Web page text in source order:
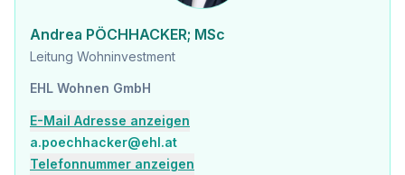
Bei diesem Angebot handelt es sich um eine Vorsorgewohnung, die zu Vermietungszwecken erworben wird. Der angegebene Kaufpreis versteht sich daher zzgl. 20% USt. Diese Daten sind vorbehaltlich möglicher Änderungen.
Andrea PÖCHHACKER; MSc
Leitung Wohninvestment
EHL Wohnen GmbH
E-Mail Adresse anzeigen
a.poechhacker@ehl.at
Telefonnummer anzeigen